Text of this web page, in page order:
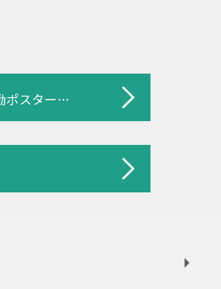
ダイヤモンドシンポジウム学生奨励ポスター賞受賞記事